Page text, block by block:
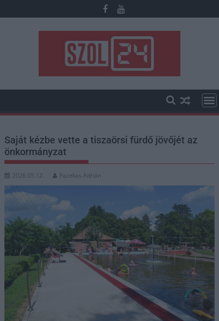
to
Saját kézbe vette a tiszaörsi fürdő jövőjét az
önkormányzat
2026.05.12. Fazekas Adrián